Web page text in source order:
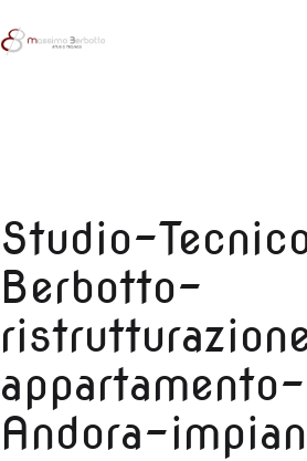
al
Studio-
Berbotto-
appartamento-
Andora-